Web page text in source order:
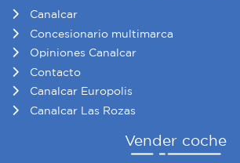
Canalcar
Concesionario multimarca
Opiniones Canalcar
Contacto
Canalcar Europolis
Canalcar Las Rozas
Vender coche